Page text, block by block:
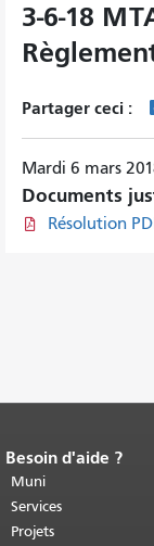
3-6-18
Partager ceci :
Mardi 6 mars
Documents
Résolution
Fin du contenu de la
cette page se répète
Retour au haut du
Besoin d'aide ?
Muni
Services
Projets